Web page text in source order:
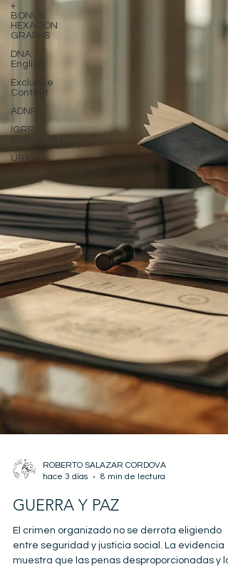
+
BONUS
HEXAGON
GRAPHS
DNA:
English
Exclusive
Content
ADNPL
IGRP
URKU
hace 3 días
8 min de lectura
GUERRA Y PAZ
El crimen organizado no se derrota eligiendo